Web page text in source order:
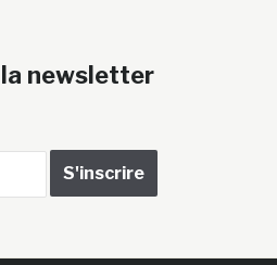
newsletter